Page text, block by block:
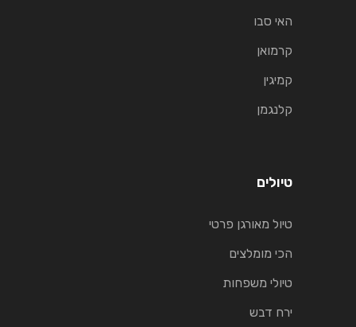
האי סבו
קרמואן
קמיגין
קלנגמן
טיולים
טיול מאורגן פרטי
הכי מומלצים
טיולי משפחות
ירח דבש